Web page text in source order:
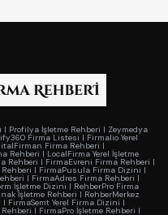
| Profilya İşletme Rehberi | Zeymedya
Firma Listesi | Firmalio Yerel
Firma Rehberi |
Rehberi | LocalFirma Yerel İşletme
Rehberi | FirmaEvreni Firma Rehberi |
| FirmaPusula Firma Dizini |
| FirmaAdres Firma Rehberi |
İşletme Dizini | RehberPro Firma
İşletme Rehberi | RehberMerkez
| FirmaSemt Yerel Firma Dizini |
| FirmaPro İşletme Rehberi |